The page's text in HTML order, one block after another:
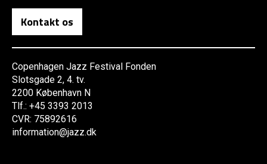
Kontakt os
Copenhagen Jazz Festival Fonden
Slotsgade 2, 4. tv.
2200 København N
Tlf.: +45 3393 2013
CVR: 75892616
information@jazz.dk